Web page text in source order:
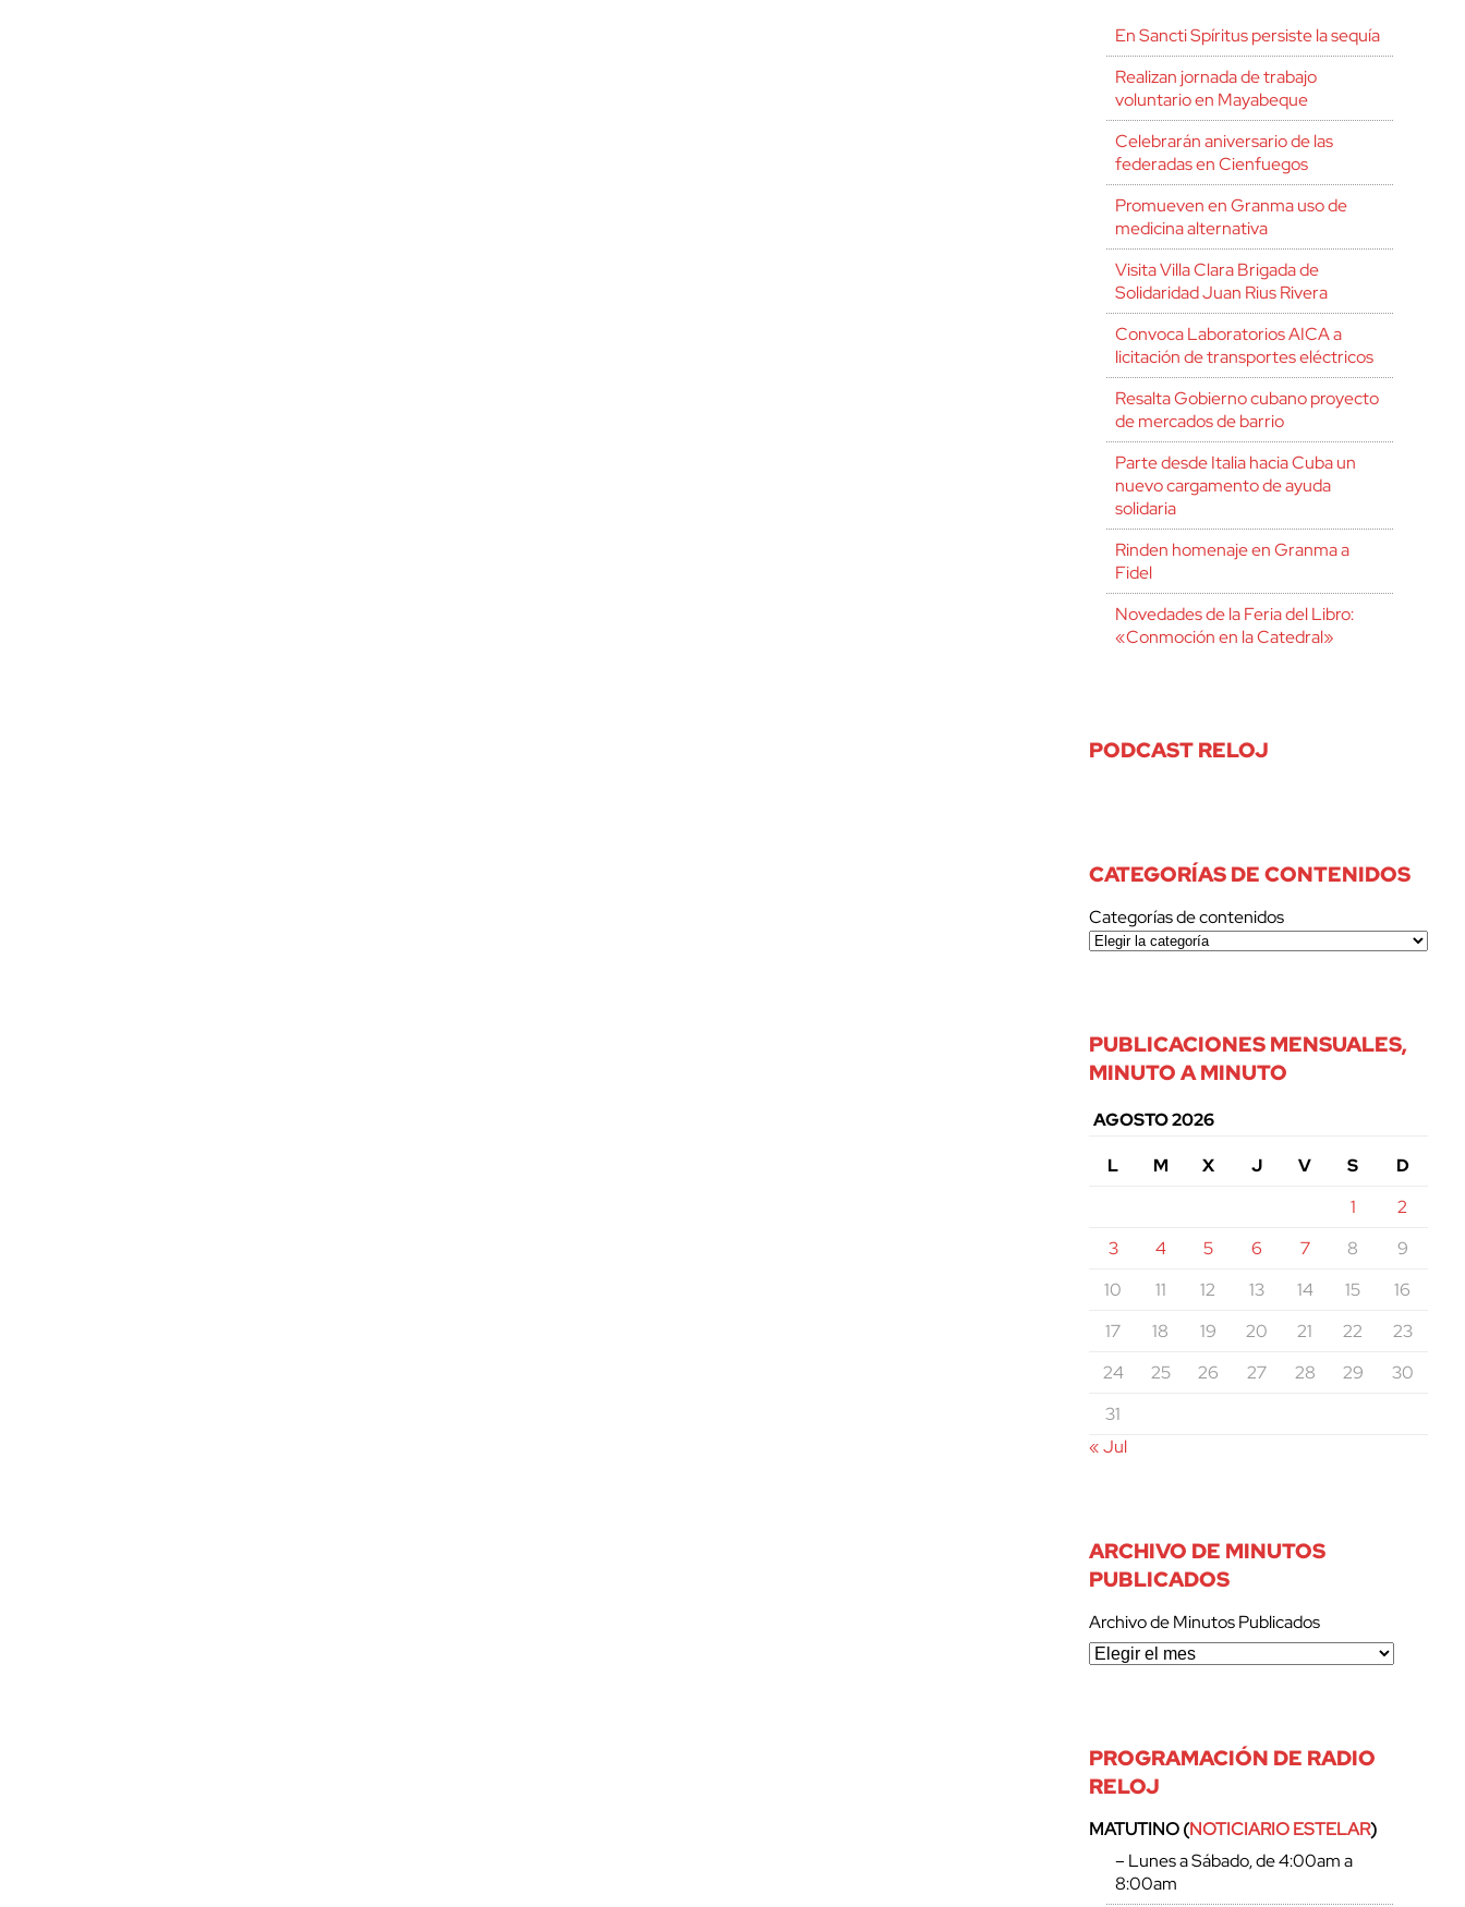
En Sancti Spíritus persiste la sequía
Realizan jornada de trabajo
voluntario en Mayabeque
Celebrarán aniversario de las
federadas en Cienfuegos
Promueven en Granma uso de
medicina alternativa
Visita Villa Clara Brigada de
Solidaridad Juan Rius Rivera
Convoca Laboratorios AICA a
licitación de transportes eléctricos
Resalta Gobierno cubano proyecto
de mercados de barrio
Parte desde Italia hacia Cuba un
nuevo cargamento de ayuda
solidaria
Rinden homenaje en Granma a
Fidel
Novedades de la Feria del Libro:
«Conmoción en la Catedral»
PODCAST RELOJ
CATEGORÍAS DE CONTENIDOS
Categorías de contenidos
PUBLICACIONES MENSUALES,
MINUTO A MINUTO
AGOSTO 2026
L
M X J V S
D
1
2
3
4 5 6 7 8
9
10
11 12 13 14 15
16
17
18 19 20 21 22
23
24
25 26 27 28 29
30
31
« Jul
ARCHIVO DE MINUTOS
PUBLICADOS
Archivo de Minutos Publicados
PROGRAMACIÓN DE RADIO
RELOJ
MATUTINO (NOTICIARIO ESTELAR)
– Lunes a Sábado, de 4:00am a
8:00am